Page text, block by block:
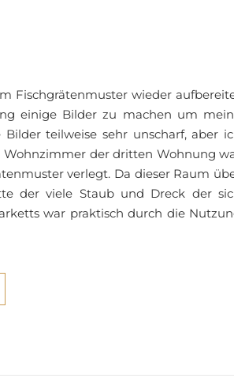
Fischgrätenmuster wieder
einige Bilder zu machen um
teilweise sehr unscharf, aber
der dritten Wohnung
verlegt. Da dieser Raum
der viele Staub und Dreck der
war praktisch durch die